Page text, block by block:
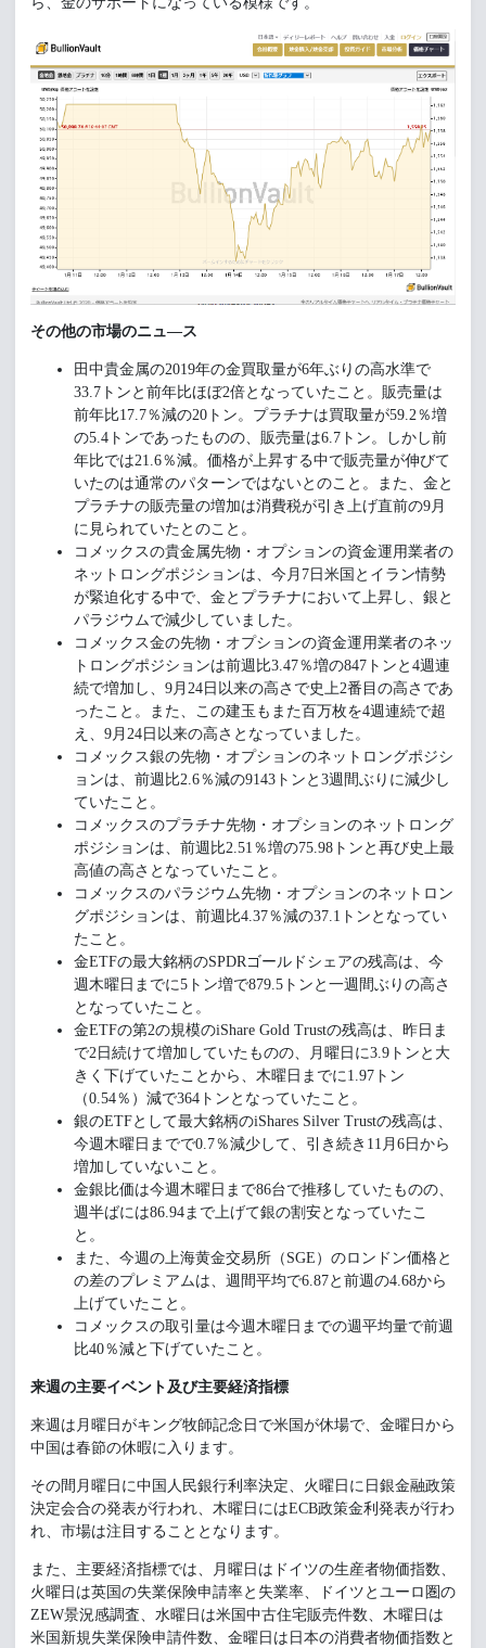
その他の市場のニュ―ス
田中貴金属の2019年の金買取量が6年ぶりの高水準で
33.7トンと前年比ほぼ2倍となっていたこと。販売量は
前年比17.7％減の20トン。プラチナは買取量が59.2％増
の5.4トンであったものの、販売量は6.7トン。しかし前
年比では21.6％減。価格が上昇する中で販売量が伸びて
いたのは通常のパターンではないとのこと。また、金と
プラチナの販売量の増加は消費税が引き上げ直前の9月
に見られていたとのこと。
コメックスの貴金属先物・オプションの資金運用業者の
ネットロングポジションは、今月7日米国とイラン情勢
が緊迫化する中で、金とプラチナにおいて上昇し、銀と
パラジウムで減少していました。
コメックス金の先物・オプションの資金運用業者のネッ
トロングポジションは前週比3.47％増の847トンと4週連
続で増加し、9月24日以来の高さで史上2番目の高さであ
ったこと。また、この建玉もまた百万枚を4週連続で超
え、9月24日以来の高さとなっていました。
コメックス銀の先物・オプションのネットロングポジシ
ョンは、前週比2.6％減の9143トンと3週間ぶりに減少し
ていたこと。
コメックスのプラチナ先物・オプションのネットロング
ポジションは、前週比2.51％増の75.98トンと再び史上最
高値の高さとなっていたこと。
コメックスのパラジウム先物・オプションのネットロン
グポジションは、前週比4.37％減の37.1トンとなってい
たこと。
金ETFの最大銘柄のSPDRゴールドシェアの残高は、今
週木曜日までに5トン増で879.5トンと一週間ぶりの高さ
となっていたこと。
金ETFの第2の規模のiShare Gold Trustの残高は、昨日ま
で2日続けて増加していたものの、月曜日に3.9トンと大
きく下げていたことから、木曜日までに1.97トン
（0.54％）減で364トンとなっていたこと。
銀のETFとして最大銘柄のiShares Silver Trustの残高は、
今週木曜日までで0.7％減少して、引き続き11月6日から
増加していないこと。
金銀比価は今週木曜日まで86台で推移していたものの、
週半ばには86.94まで上げて銀の割安となっていたこ
と。
また、今週の上海黄金交易所（SGE）のロンドン価格と
の差のプレミアムは、週間平均で6.87と前週の4.68から
上げていたこと。
コメックスの取引量は今週木曜日までの週平均量で前週
比40％減と下げていたこと。
来週の主要イベント及び主要経済指標
来週は月曜日がキング牧師記念日で米国が休場で、金曜日から
中国は春節の休暇に入ります。
その間月曜日に中国人民銀行利率決定、火曜日に日銀金融政策
決定会合の発表が行われ、木曜日にはECB政策金利発表が行わ
れ、市場は注目することとなります。
また、主要経済指標では、月曜日はドイツの生産者物価指数、
火曜日は英国の失業保険申請率と失業率、ドイツとユーロ圏の
ZEW景況感調査、水曜日は米国中古住宅販売件数、木曜日は
米国新規失業保険申請件数、金曜日は日本の消費者物価指数と